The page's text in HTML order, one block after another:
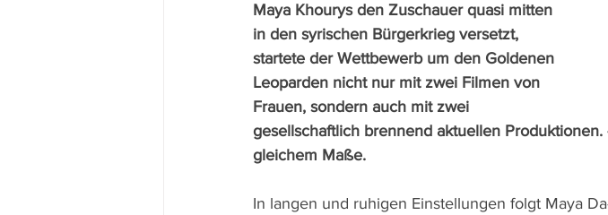
Maya Khourys den Zuschauer quasi mitten
in den syrischen Bürgerkrieg versetzt,
startete der Wettbewerb um den Goldenen
Leoparden nicht nur mit zwei Filmen von
Frauen, sondern auch mit zwei
gesellschaftlich brennend aktuellen
gleichem Maße.
In langen und ruhigen Einstellungen folgt Maya